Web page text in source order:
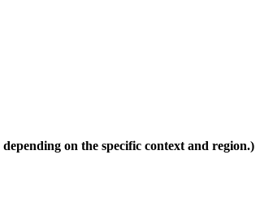
on the specific context and region.)